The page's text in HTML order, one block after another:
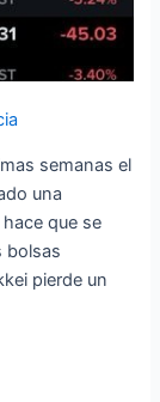
semanas el
una
que se
bolsas
pierde un